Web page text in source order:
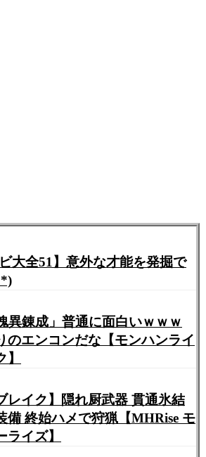
大全51】意外な才能を発掘で
異錬成」普通に面白いｗｗｗ
エンコンだな【モンハンライ
レイク】隠れ厨武器 貫通氷結
備 終始ハメで狩猟【MHRise モ
イズ】